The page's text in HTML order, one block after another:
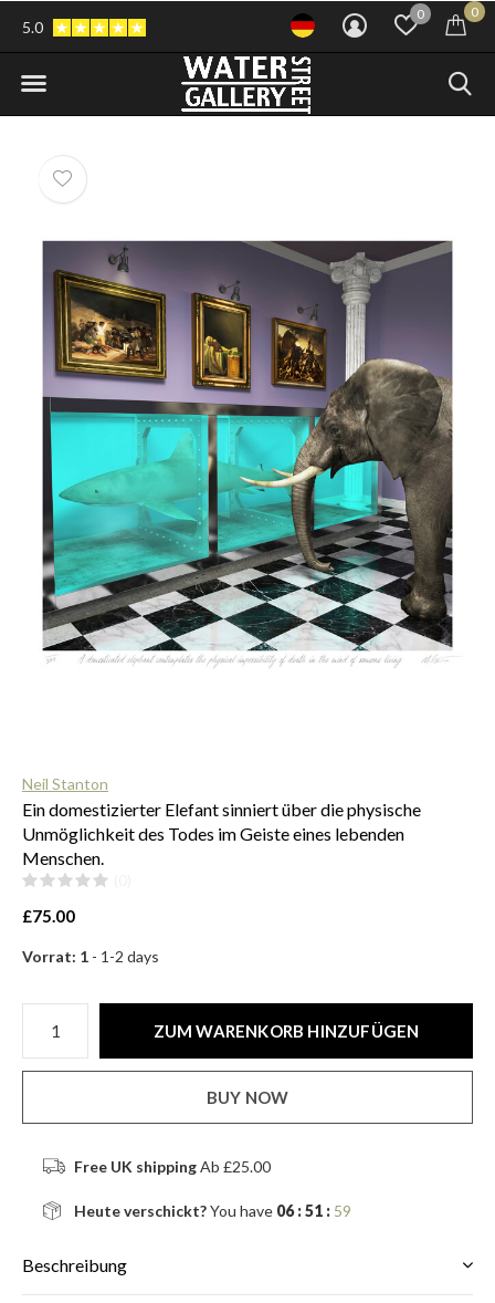
0 0
5.0
Neil Stanton
Ein domestizierter Elefant sinniert über die physische
Unmöglichkeit des Todes im Geiste eines lebenden
Menschen.
£75.00
Vorrat: 1 - 1-2 days
ZUM WARENKORB HINZUFÜGEN
BUY NOW
Free UK shippingAb £25.00
Heute verschickt?You have 06 : 51 : 59
Beschreibung